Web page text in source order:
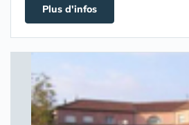
Plus d'infos